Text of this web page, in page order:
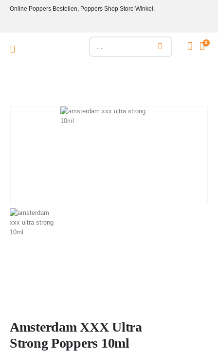
Online Poppers Bestellen, Poppers Shop Store Winkel.
0
Amsterdam XXX Ultra
Strong Poppers 10ml